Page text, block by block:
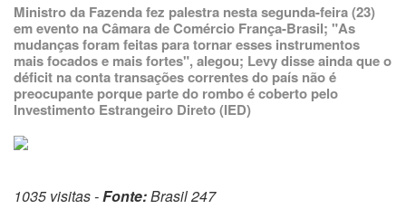
Ministro da Fazenda fez palestra nesta segunda-feira (23)
em evento na Câmara de Comércio França-Brasil; "As
mudanças foram feitas para tornar esses instrumentos
mais focados e mais fortes", alegou; Levy disse ainda que o
déficit na conta transações correntes do país não é
preocupante porque parte do rombo é coberto pelo
Investimento Estrangeiro Direto (IED)
1035 visitas -Fonte:Brasil 247